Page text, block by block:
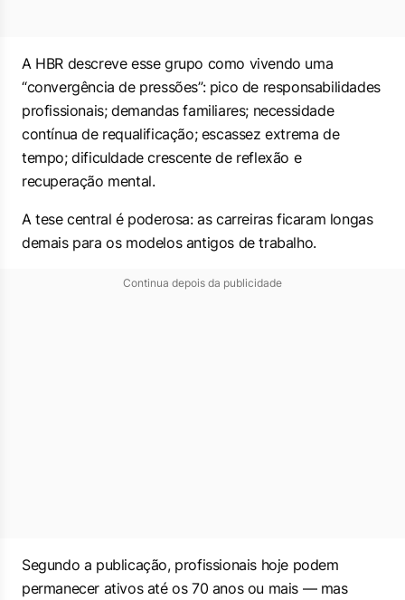
A HBR descreve esse grupo como vivendo uma
“convergência de pressões”: pico de responsabilidades
profissionais; demandas familiares; necessidade
contínua de requalificação; escassez extrema de
tempo; dificuldade crescente de reflexão e
recuperação mental.
A tese central é poderosa: as carreiras ficaram longas
demais para os modelos antigos de trabalho.
Continua depois da publicidade
Segundo a publicação, profissionais hoje podem
permanecer ativos até os 70 anos ou mais — mas